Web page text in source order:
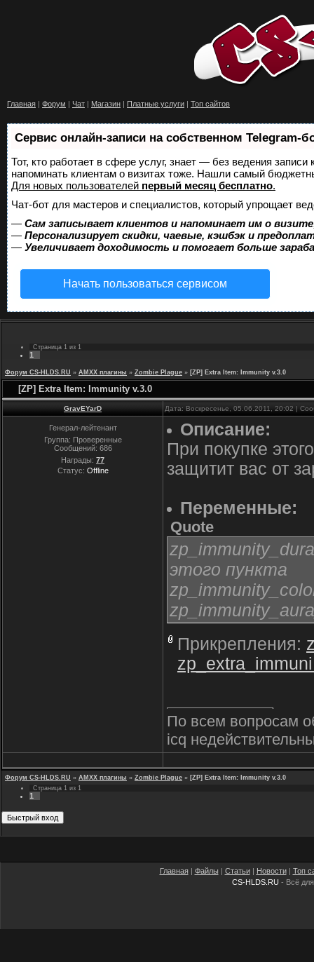
Главная | Форум | Чат | Магазин | Платные услуги | Топ сайтов
Сервис онлайн-записи на собственном Telegram-
Тот, кто работает в сфере услуг, знает — без ведения
напоминать клиентам о визитах тоже. Нашли самый
Для новых пользователей первый месяц бесплатно.
Чат-бот для мастеров и специалистов, который упрощает
— Сам записывает клиентов и напоминает им о
— Персонализирует скидки, чаевые, кэшбэк и
— Увеличивает доходимость и помогает больше
Начать пользоваться сервисом
Страница 1 из 1
1
Форум CS-HLDS.RU » AMXX плагины » Zombie Plague » [ZP] Extra Item: Immunity v.3.0
[ZP] Extra Item: Immunity v.3.0
GravEYarD Дата: Воскресенье, 05.06.2011, 20:02 |
Генерал-лейтенант
Группа: Проверенные
Сообщений: 686
Награды: 77
Статус: Offline
Описание:
При покупке
защитит вас от
Переменные:
Quote
этого пункта
Прикрепления:
По всем вопросам
icq
Форум CS-HLDS.RU » AMXX плагины » Zombie Plague » [ZP] Extra Item: Immunity v.3.0
Страница 1 из 1
1
Главная| Файлы | Статьи| Новости| Топ
CS-HLDS.RU - Всё